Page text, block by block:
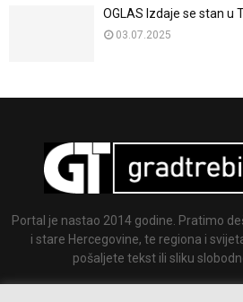
OGLAS Izdaje se stan u
03.07.2025
Portal je nastao 2014 godine. Pratimo
i stare Hercegovine, te regiona i
pošaljete tekst ili sliku